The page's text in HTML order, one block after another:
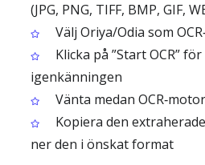
(JPG, PNG, TIFF, BMP, GIF,
Välj Oriya/Odia som
Klicka på ”Start OCR”
igenkänningen
Vänta medan
Kopiera den
ner den i önskat format